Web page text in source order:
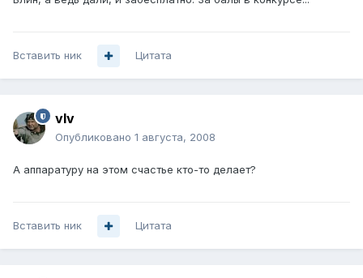
Вставить ник Цитата
vIv
Опубликовано 1 августа, 2008
А аппаратуру на этом счастье кто-то делает?
Вставить ник Цитата